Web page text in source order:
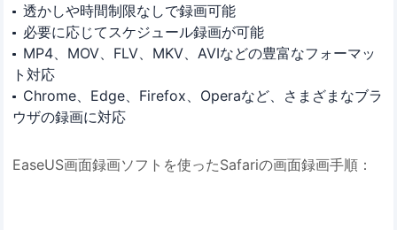
透かしや時間制限なしで録画可能
必要に応じてスケジュール録画が可能
MP4、MOV、FLV、MKV、AVIなどの豊富なフォーマッ
ト対応
Chrome、Edge、Firefox、Operaなど、さまざまなブラ
ウザの録画に対応
EaseUS画面録画ソフトを使ったSafariの画面録画手順：